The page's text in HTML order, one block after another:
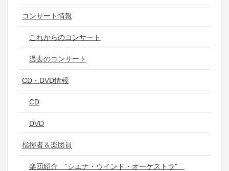
コンサート情報
これからのコンサート
過去のコンサート
CD・DVD情報
CD
DVD
指揮者＆楽団員
楽団紹介 “シエナ・ウインド・オーケストラ”